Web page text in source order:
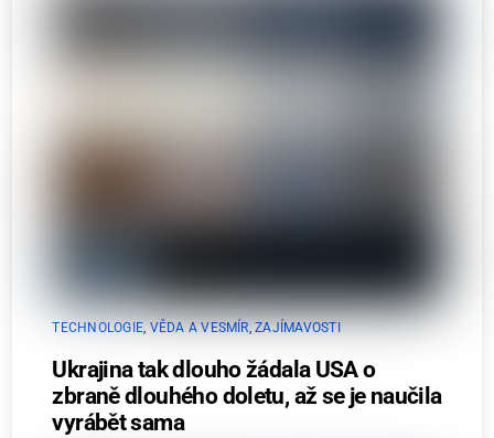
TECHNOLOGIE, VĚDA A VESMÍR,ZAJÍMAVOSTI
Ukrajina tak dlouho žádala USA o
zbraně dlouhého doletu, až se je naučila
vyrábět sama